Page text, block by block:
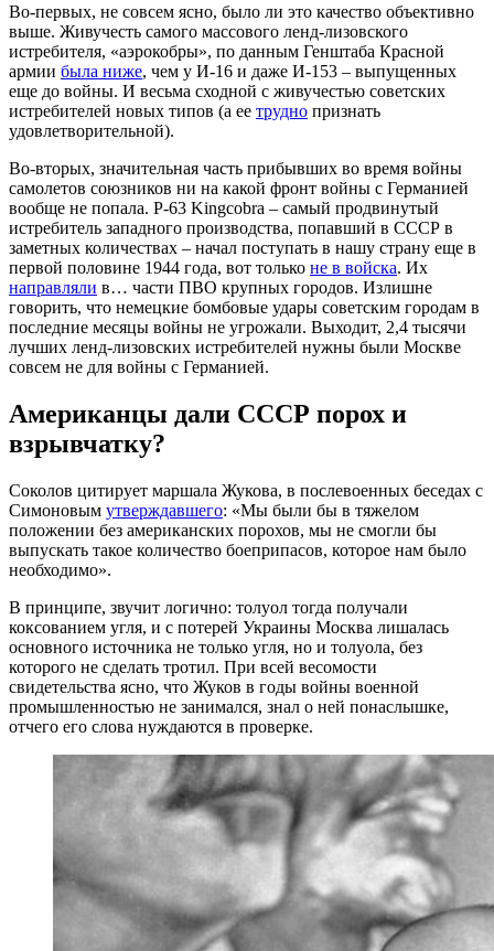
Во-первых, не совсем ясно, было ли это качество объективно
выше. Живучесть самого массового ленд-лизовского
истребителя, «аэрокобры», по данным Генштаба Красной
армии была ниже, чем у И-16 и даже И-153 – выпущенных
еще до войны. И весьма сходной с живучестью советских
истребителей новых типов (а ее трудно признать
удовлетворительной).
Во-вторых, значительная часть прибывших во время войны
самолетов союзников ни на какой фронт войны с Германией
вообще не попала. P-63 Kingcobra – самый продвинутый
истребитель западного производства, попавший в СССР в
заметных количествах – начал поступать в нашу страну еще в
первой половине 1944 года, вот только не в войска. Их
направляли в… части ПВО крупных городов. Излишне
говорить, что немецкие бомбовые удары советским городам в
последние месяцы войны не угрожали. Выходит, 2,4 тысячи
лучших ленд-лизовских истребителей нужны были Москве
совсем не для войны с Германией.
Американцы дали СССР порох и
взрывчатку?
Соколов цитирует маршала Жукова, в послевоенных беседах с
Симоновым утверждавшего: «Мы были бы в тяжелом
положении без американских порохов, мы не смогли бы
выпускать такое количество боеприпасов, которое нам было
необходимо».
В принципе, звучит логично: толуол тогда получали
коксованием угля, и с потерей Украины Москва лишалась
основного источника не только угля, но и толуола, без
которого не сделать тротил. При всей весомости
свидетельства ясно, что Жуков в годы войны военной
промышленностью не занимался, знал о ней понаслышке,
отчего его слова нуждаются в проверке.